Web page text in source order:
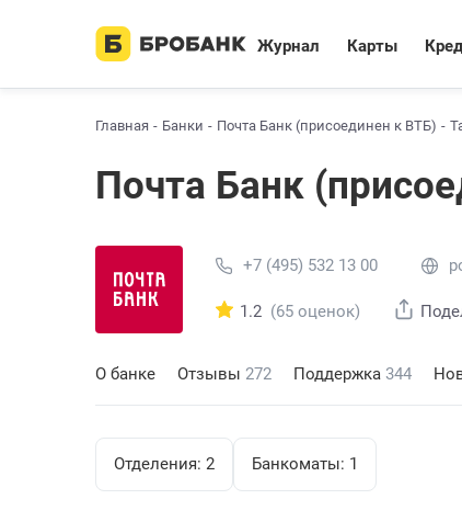
Журнал Карты
Главная Банки Почта Банк (присоединен к ВТБ)
Почта Банк
+7 (495) 532 13 00
1.2 (65 оценок)
О банке Отзывы 272 Поддержка 344
Отделения: 2 Банкоматы: 1